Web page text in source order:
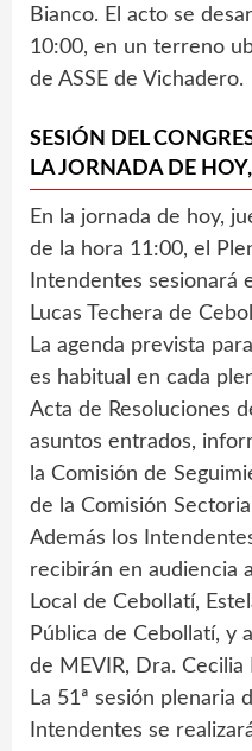
Bianco. El acto se
10:00, en un terreno
de ASSE de Vichadero.
SESIÓN DEL
LA JORNADA DE
En la jornada de hoy,
de la hora 11:00, el
Intendentes sesionará
Lucas Techera de
La agenda prevista
es habitual en cada
Acta de Resoluciones
asuntos entrados,
la Comisión de
de la Comisión
Además los
recibirán en audiencia
Local de Cebollatí,
Pública de Cebollatí, y
de MEVIR, Dra. Cecilia
La 51ª sesión plenaria
Intendentes se